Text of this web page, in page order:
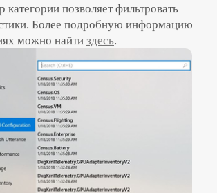
позволяет фильтровать
Более подробную информацию
можно найти здесь.